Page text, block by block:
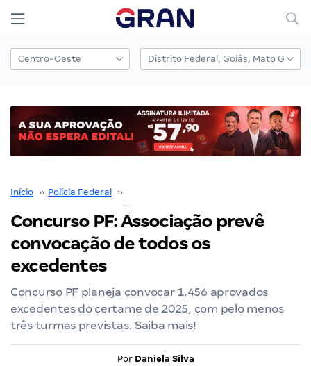
Início ›› Polícia Federal ››
Concurso PF: Associação prevê
convocação de todos os
excedentes
Concurso PF planeja convocar 1.456 aprovados
excedentes do certame de 2025, com pelo menos
três turmas previstas. Saiba mais!
Por Daniela Silva